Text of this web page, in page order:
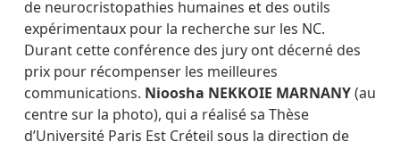
de neurocristopathies humaines et des outils
expérimentaux pour la recherche sur les NC.
Durant cette conférence des jury ont décerné des
prix pour récompenser les meilleures
communications. Nioosha NEKKOIE MARNANY(au
centre sur la photo), qui a réalisé sa Thèse
d’Université Paris Est Créteil sous la direction de